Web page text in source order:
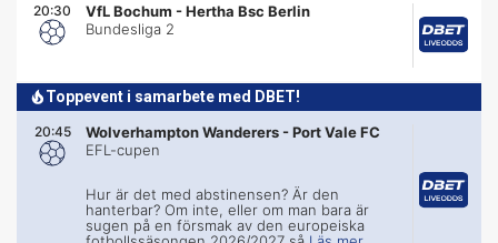
20:30 VfL Bochum -Hertha Bsc Berlin
Bundesliga 2
Toppevent i samarbete med DBET!
20:45 Wolverhampton Wanderers -Port Vale FC
EFL-cupen
Hur är det med abstinensen? Är den
hanterbar? Om inte, eller om man bara är
sugen på en försmak av den europeiska